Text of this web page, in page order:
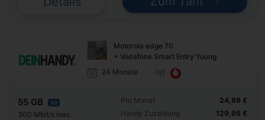
Motorola edge 70
+ Vodafone Smart Entry Young
24 Monate
55 GB 5G
300 Mbit/s max.
Pro Monat
Handy Zuzahlung
24,99 €
129,95 €